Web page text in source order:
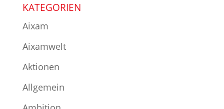
KATEGORIEN
Aixam
Aixamwelt
Aktionen
Allgemein